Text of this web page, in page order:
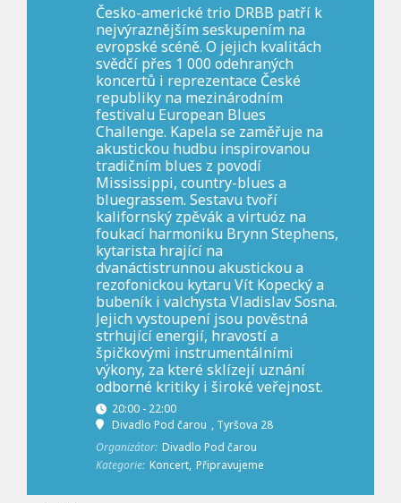
Česko-americké trio DRBB patří k
nejvýraznějším seskupením na
evropské scéně. O jejich kvalitách
svědčí přes 1 000 odehraných
koncertů i reprezentace České
republiky na mezinárodním
festivalu European Blues
Challenge. Kapela se zaměřuje na
akustickou hudbu inspirovanou
tradičním blues z povodí
Mississippi, country-blues a
bluegrassem. Sestavu tvoří
kalifornský zpěvák a virtuóz na
foukací harmoniku Brynn Stephens,
kytarista hrající na
dvanáctistrunnou akustickou a
rezofonickou kytaru Vít Kopecký a
bubeník i valchysta Vladislav Sosna.
Jejich vystoupení jsou pověstná
strhující energií, hravostí a
špičkovými instrumentálními
výkony, za které sklízejí uznání
odborné kritiky i široké veřejnost.
20:00 - 22:00
Divadlo Pod čarou , Tyršova 28
Organizátor: Divadlo Pod čarou
Kategorie: Koncert, Připravujeme